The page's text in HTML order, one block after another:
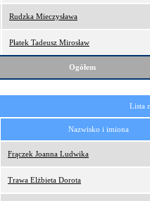
Rudzka Mieczysława
Płatek Tadeusz Mirosław
Ogółem
Lista
Nazwisko i imiona
Frączek Joanna Ludwika
Trawa Elżbieta Dorota